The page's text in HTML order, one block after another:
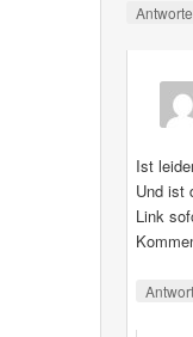
Ist
Und ist
Link